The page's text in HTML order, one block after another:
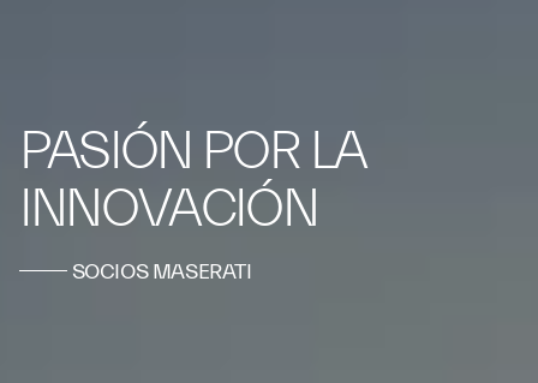
PASIÓN POR LA
INNOVACIÓN
SOCIOS MASERATI